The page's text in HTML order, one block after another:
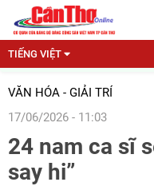
TIẾNG VIỆT
VĂN HÓA - GIẢI TRÍ
17/06/2026 - 11:03
24 nam ca sĩ
say hi”